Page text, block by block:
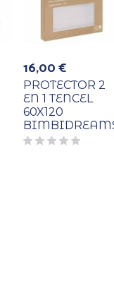
16,00€
PROTECTOR 2
EN 1 TENCEL
60X120